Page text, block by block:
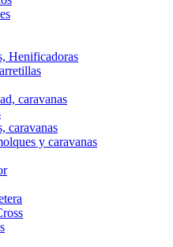
Henificadoras
caravanas
caravanas
y caravanas